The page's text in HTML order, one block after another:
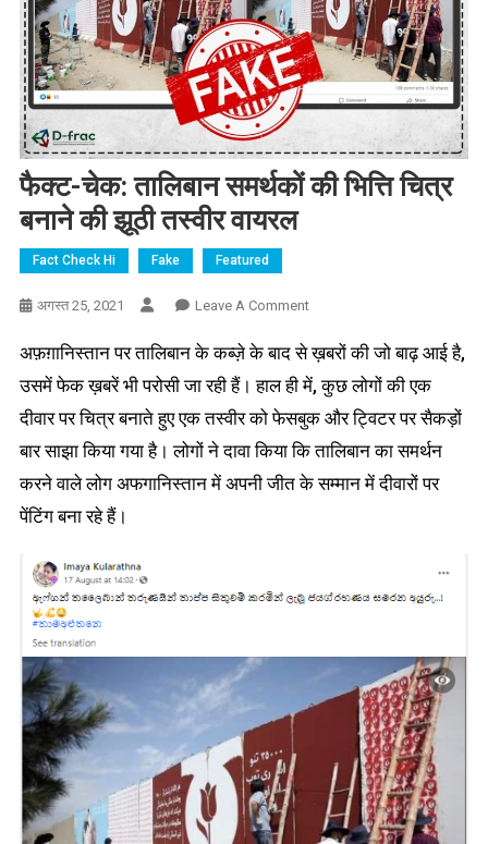
फैक्ट-चेक: तालिबान समर्थकों की भित्ति चित्र
बनाने की झूठी तस्वीर वायरल
Fact Check Hi Fake Featured
अगस्त 25, 2021 Leave A CommentOn
चेक:
तालिबान
की
भित्ति
चित्र
वायरल
अफ़ग़ानिस्तान पर तालिबान के कब्ज़े के बाद से ख़बरों की जो बाढ़ आई है,
उसमें फेक ख़बरें भी परोसी जा रही हैं। हाल ही में, कुछ लोगों की एक
दीवार पर चित्र बनाते हुए एक तस्वीर को फेसबुक और ट्विटर पर सैकड़ों
बार साझा किया गया है। लोगों ने दावा किया कि तालिबान का समर्थन
करने वाले लोग अफगानिस्तान में अपनी जीत के सम्मान में दीवारों पर
पेंटिंग बना रहे हैं।